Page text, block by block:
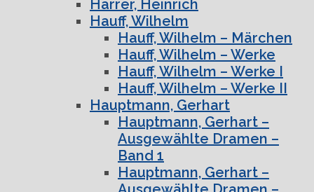
Harrer, Heinrich
Hauff, Wilhelm
Hauff, Wilhelm – Märchen
Hauff, Wilhelm – Werke
Hauff, Wilhelm – Werke I
Hauff, Wilhelm – Werke II
Hauptmann, Gerhart
Hauptmann, Gerhart –
Ausgewählte Dramen –
Band 1
Hauptmann, Gerhart –